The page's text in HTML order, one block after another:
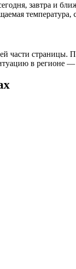
завтра и
части страницы.
в регионе —